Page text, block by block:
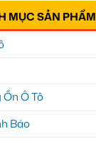
MỤC SẢN PHẨM
Ô Tô
Báo